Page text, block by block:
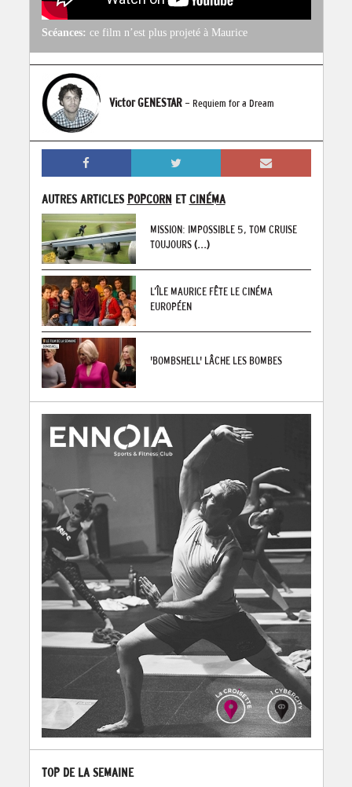
Scéances: ce film n’est plus projeté à Maurice
Victor GENESTAR - Requiem for a Dream
AUTRES ARTICLES POPCORN ET CINÉMA
MISSION: IMPOSSIBLE 5, TOM CRUISE
TOUJOURS(...)
L’ÎLE MAURICE FÊTE LE CINÉMA
EUROPÉEN
'BOMBSHELL' LÂCHE LES BOMBES
TOP DE LA SEMAINE